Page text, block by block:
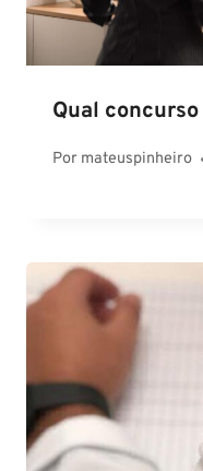
Qual
Por mateuspinheiro